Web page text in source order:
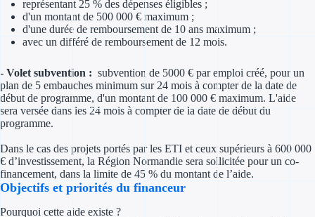
Exonération
Prêts publics
Prêt
représentant 25 % des dépenses éligibles ;
d'un montant de 500 000 € maximum ;
d'une durée de remboursement de 10 ans maximum ;
avec un différé de remboursement de 12 mois.
- Volet subvention : subvention de 5000 € par emploi créé, pour un
plan de 5 embauches minimum sur 24 mois à compter de la date de
début de programme, d'un montant de 100 000 € maximum. L'aide
sera versée dans les 24 mois à compter de la date de début du
programme.
Dans le cas des projets portés par les ETI et ceux supérieurs à 600 000
€ d’investissement, la Région Normandie sera sollicitée pour un co-
financement, dans la limite de 45 % du montant de l’aide.
Objectifs et priorités du financeur
Pourquoi cette aide existe ?